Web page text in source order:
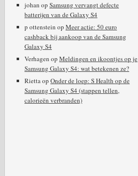
johan op Samsung vervangt defecte
batterijen van de Galaxy S4
p ottenstein op Meer actie: 50 euro
cashback bij aankoop van de Samsung
Galaxy S4
Verhagen op Meldingen en ikoontjes op je
Samsung Galaxy S4: wat betekenen ze?
Riettaop Onder de loep: S Health op de
Samsung Galaxy S4 (stappen tellen,
calorieën verbranden)